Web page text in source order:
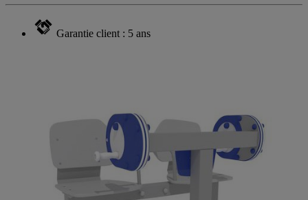
Garantie client : 5 ans